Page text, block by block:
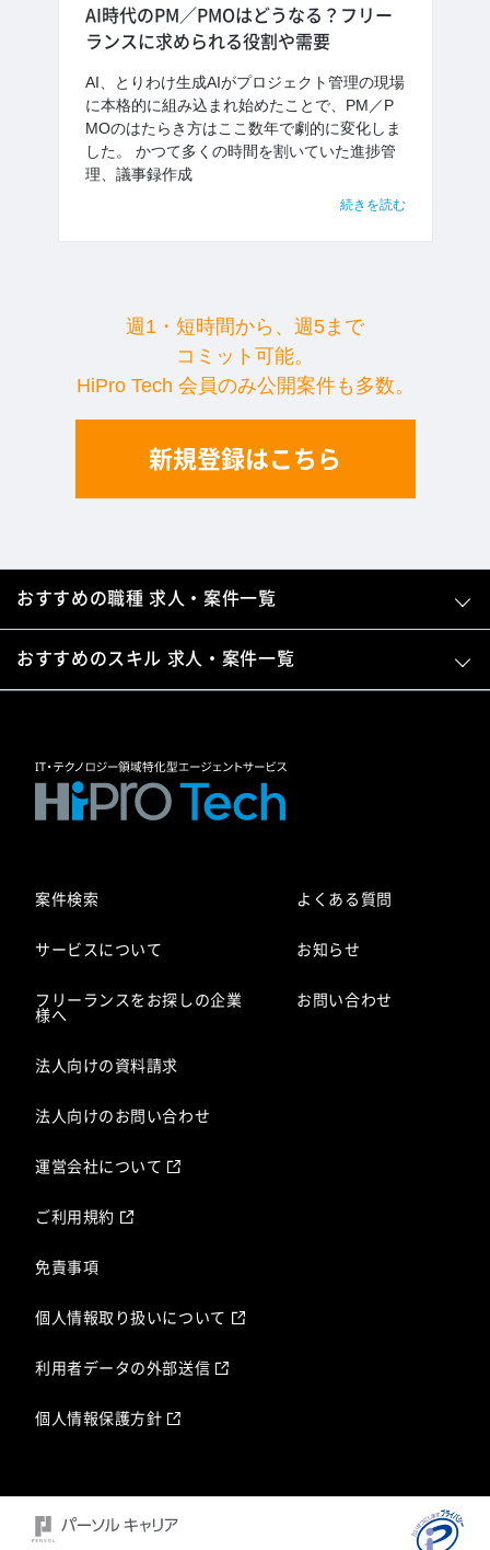
AI時代のPM／PMOはどうなる？フリー
ランスに求められる役割や需要
AI、とりわけ生成AIがプロジェクト管理の現場
に本格的に組み込まれ始めたことで、PM／P
MOのはたらき方はここ数年で劇的に変化しま
した。 かつて多くの時間を割いていた進捗管
理、議事録作成
続きを読む
週1・短時間から、週5まで
コミット可能。
HiPro Tech 会員のみ公開案件も多数。
新規登録はこちら
おすすめの職種 求人・案件一覧
おすすめのスキル 求人・案件一覧
案件検索
サービスについて
フリーランスをお探しの企業
様へ
法人向けの資料請求
法人向けのお問い合わせ
よくある質問
お知らせ
お問い合わせ
運営会社について
ご利用規約
免責事項
個人情報取り扱いについて
利用者データの外部送信
個人情報保護方針